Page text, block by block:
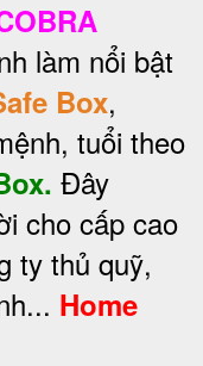
làm nổi bật
Box,
tuổi theo
Đây
cho cấp cao
ty thủ quỹ,
Home